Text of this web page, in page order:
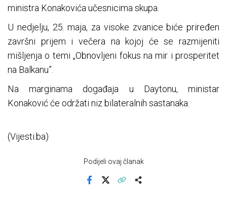
ministra Konakovića učesnicima skupa.
U nedjelju, 25. maja, za visoke zvanice biće priređen
završni prijem i večera na kojoj će se razmijeniti
mišljenja o temi „Obnovljeni fokus na mir i prosperitet
na Balkanu”.
Na marginama događaja u Daytonu, ministar
Konaković će održati niz bilateralnih sastanaka.
(Vijesti.ba)
Podijeli ovaj članak